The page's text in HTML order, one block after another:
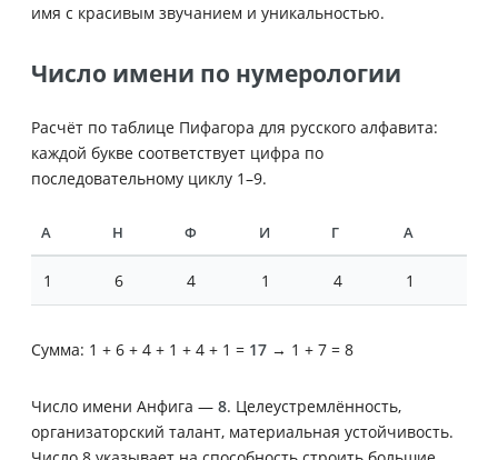
имя с красивым звучанием и уникальностью.
Число имени по нумерологии
Расчёт по таблице Пифагора для русского алфавита:
каждой букве соответствует цифра по
последовательному циклу 1–9.
А Н Ф И Г А
1 6 4 1 4 1
Сумма: 1 + 6 + 4 + 1 + 4 + 1 = 17 → 1 + 7 = 8
Число имени Анфига — 8. Целеустремлённость,
организаторский талант, материальная устойчивость.